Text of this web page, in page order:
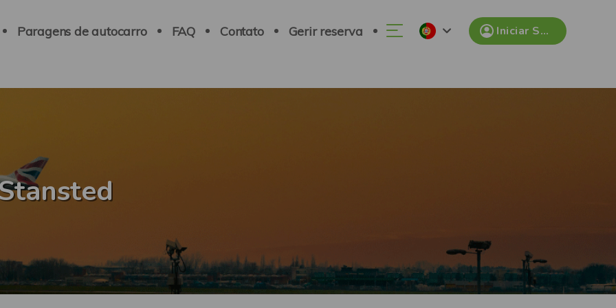
Paragens de autocarro FAQ Contato Gerir reserva Iniciar Sessão